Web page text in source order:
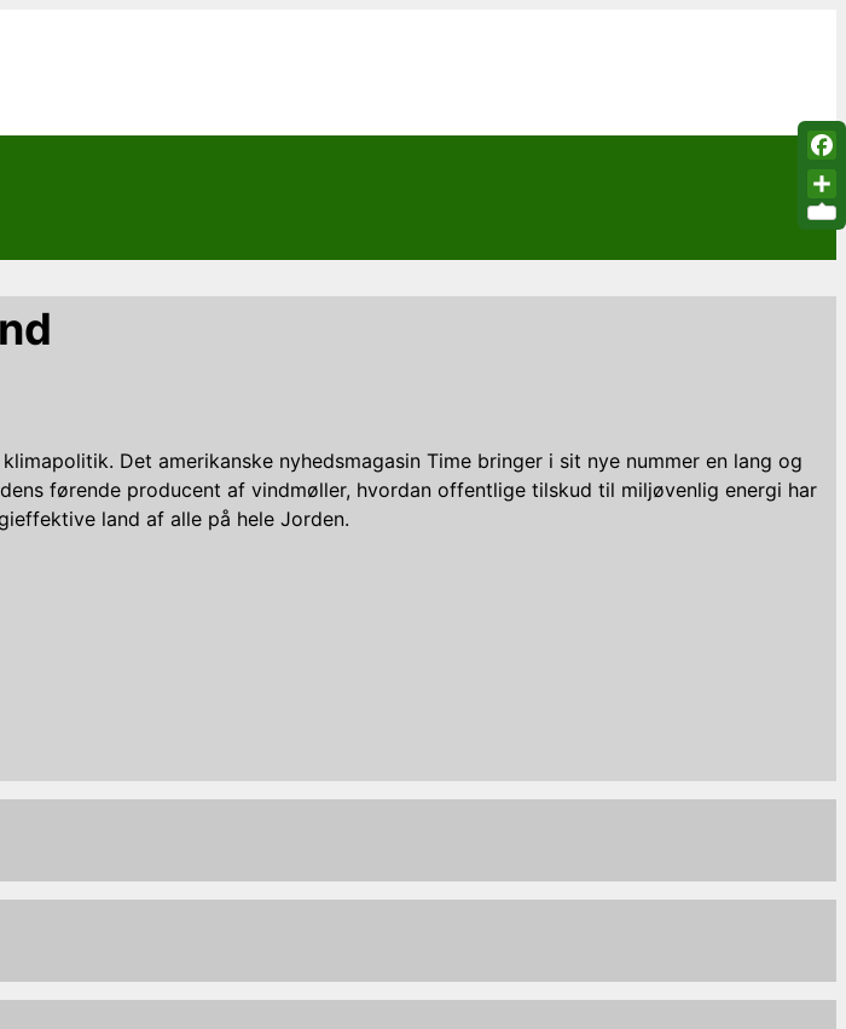
Det amerikanske nyhedsmagasin Time bringer i sit nye nummer en lang og
førende producent af vindmøller, hvordan offentlige tilskud til miljøvenlig energi har
land af alle på hele Jorden.